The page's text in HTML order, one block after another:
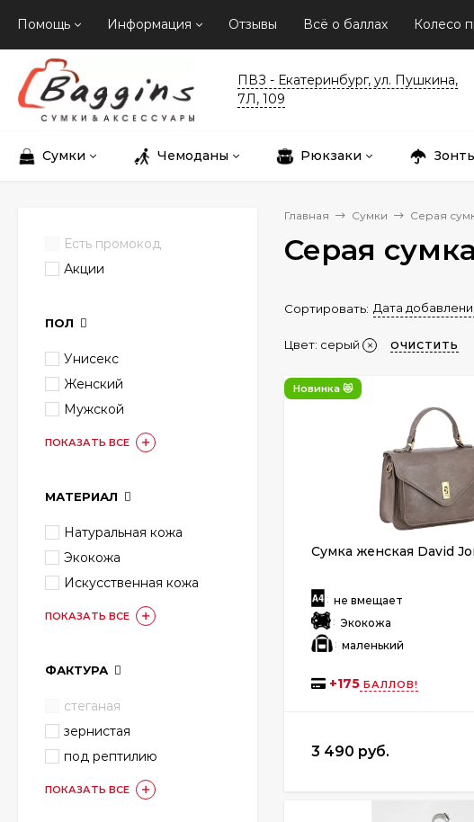
Помощь Информация Отзывы Всё о баллах Колесо
ПВЗ - Екатеринбург, ул. Пушкина,
7Л, 109
Сумки Чемоданы Рюкзаки
Главная Сумки Серая
Серая сумка
Сортировать: Дата
Цвет: серый ОЧИСТИТЬ
Новинка 😻
Сумка женская David
: не вмещает
: Экокожа
: маленький
+175 БАЛЛОВ!
3 490 руб.
Есть промокод
Акции
ПОЛ
Унисекс
Женский
Мужской
ПОКАЗАТЬ ВСЕ
МАТЕРИАЛ
Натуральная кожа
Экокожа
Искусственная кожа
ПОКАЗАТЬ ВСЕ
ФАКТУРА
стеганая
зернистая
под рептилию
ПОКАЗАТЬ ВСЕ